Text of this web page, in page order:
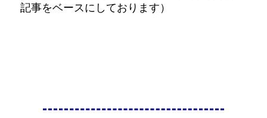
記事をベースにしております）